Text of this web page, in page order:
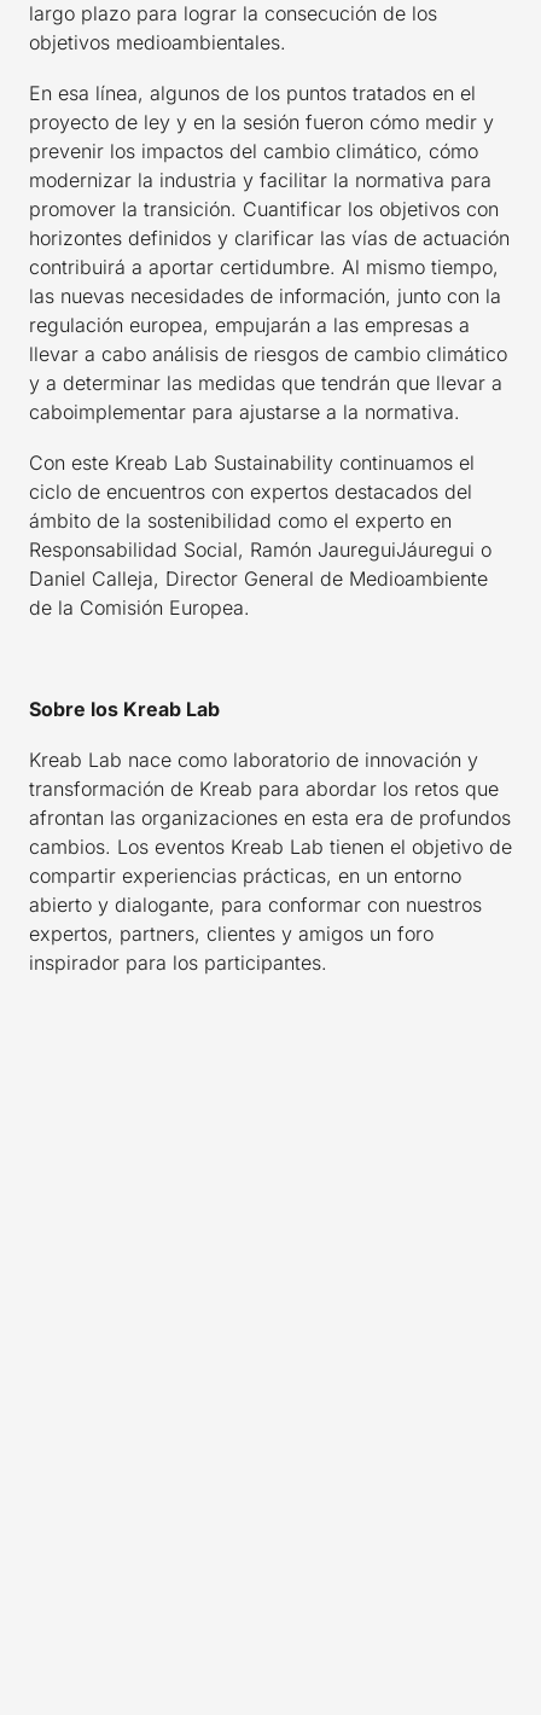
largo plazo para lograr la consecución de los
objetivos medioambientales.
En esa línea, algunos de los puntos tratados en el
proyecto de ley y en la sesión fueron cómo medir y
prevenir los impactos del cambio climático, cómo
modernizar la industria y facilitar la normativa para
promover la transición. Cuantificar los objetivos con
horizontes definidos y clarificar las vías de actuación
contribuirá a aportar certidumbre. Al mismo tiempo,
las nuevas necesidades de información, junto con la
regulación europea, empujarán a las empresas a
llevar a cabo análisis de riesgos de cambio climático
y a determinar las medidas que tendrán que llevar a
caboimplementar para ajustarse a la normativa.
Con este Kreab Lab Sustainability continuamos el
ciclo de encuentros con expertos destacados del
ámbito de la sostenibilidad como el experto en
Responsabilidad Social, Ramón JaureguiJáuregui o
Daniel Calleja, Director General de Medioambiente
de la Comisión Europea.
Sobre los Kreab Lab
Kreab Lab nace como laboratorio de innovación y
transformación de Kreab para abordar los retos que
afrontan las organizaciones en esta era de profundos
cambios. Los eventos Kreab Lab tienen el objetivo de
compartir experiencias prácticas, en un entorno
abierto y dialogante, para conformar con nuestros
expertos, partners, clientes y amigos un foro
inspirador para los participantes.